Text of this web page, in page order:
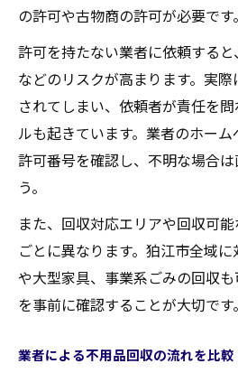
の許可や古物商の許可が必要です。
許可を持たない業者に依頼する
などのリスクが高まります。実
されてしまい、依頼者が責任を
ルも起きています。業者のホー
許可番号を確認し、不明な場合
う。
また、回収対応エリアや回収可
ごとに異なります。狛江市全域
や大型家具、事業系ごみの回収
を事前に確認することが大切です。
業者による不用品回収の流れを比較